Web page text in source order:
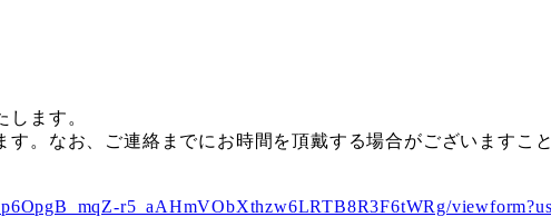
ます。
。なお、ご連絡までにお時間を頂戴する場合がございますこ
r5_aAHmVObXthzw6LRTB8R3F6tWRg/